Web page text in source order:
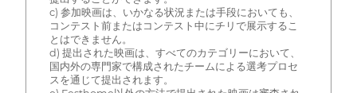
c) 参加映画は、いかなる状況または手段においても、
コンテスト前またはコンテスト中にチリで展示するこ
とはできません。
d) 提出された映画は、すべてのカテゴリーにおいて、
国内外の専門家で構成されたチームによる選考プロセ
スを通じて提出されます。